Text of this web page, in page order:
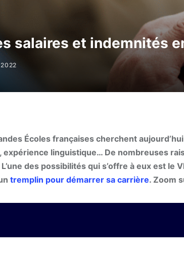
salaires et indemnités
Écoles françaises cherchent
linguistique… De nombreuses
des possibilités qui s’offre à eux est le
tremplin pour démarrer sa carrière. Zoom